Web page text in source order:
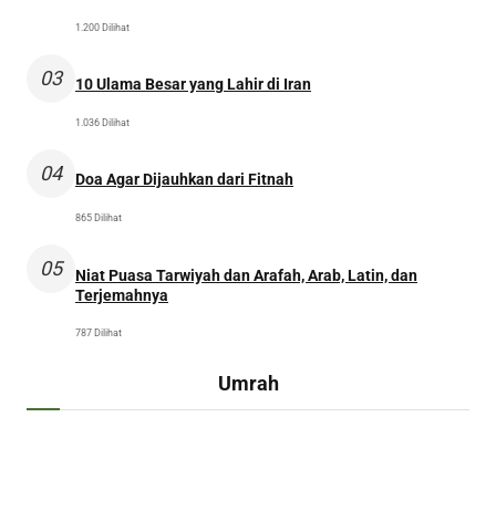
1.200 Dilihat
03 10 Ulama Besar yang Lahir di Iran
1.036 Dilihat
04 Doa Agar Dijauhkan dari Fitnah
865 Dilihat
05
Niat Puasa Tarwiyah dan Arafah, Arab, Latin, dan
Terjemahnya
787 Dilihat
Umrah